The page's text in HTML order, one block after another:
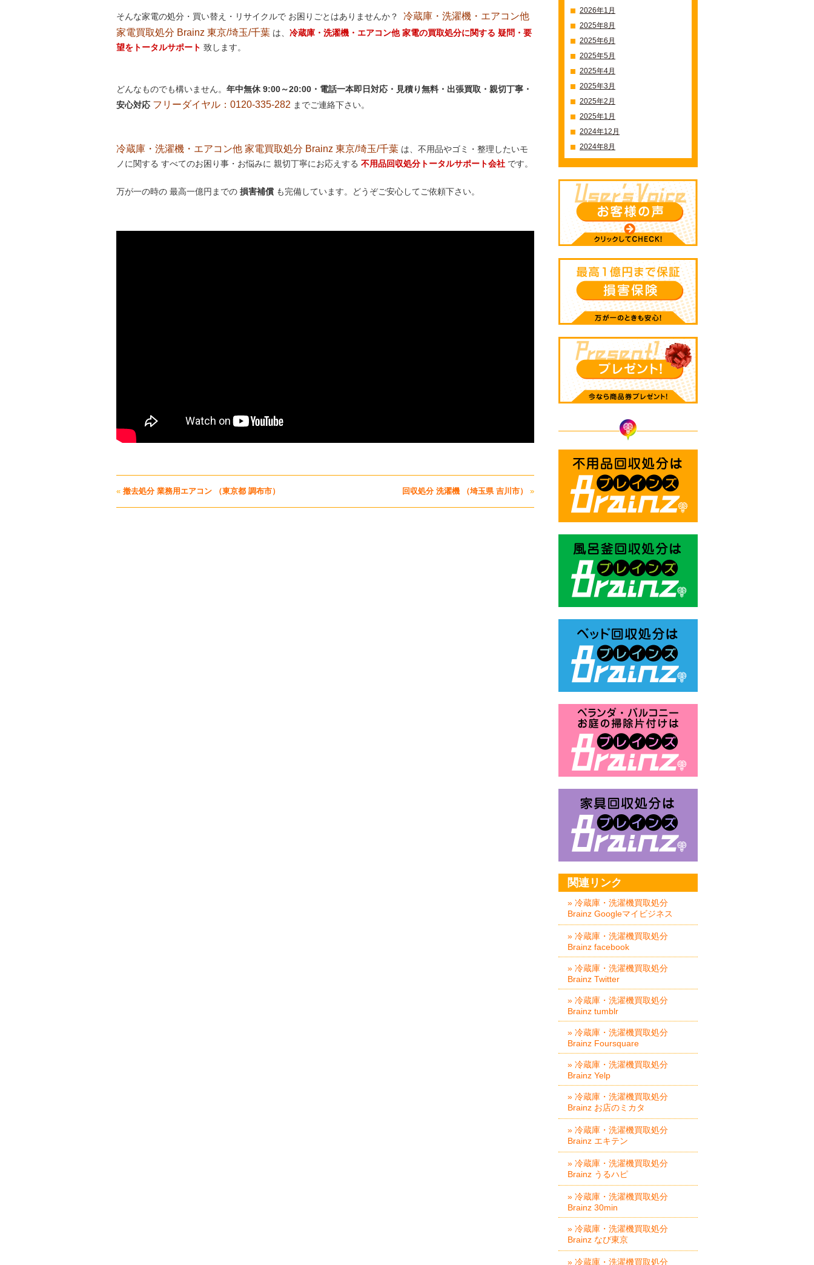
そんな家電の処分・買い替え・リサイクルで お困りごとはありませんか？ 冷蔵庫・洗濯機・エアコン他
家電買取処分 Brainz 東京/埼玉/千葉 は、 冷蔵庫・洗濯機・エアコン他 家電の買取処分に関する 疑問・要
望をトータルサポート 致します。
どんなものでも構いません。 年中無休 9:00～20:00・電話一本即日対応・見積り無料・出張買取・親切丁寧・
安心対応 フリーダイヤル：0120-335-282 までご連絡下さい。
冷蔵庫・洗濯機・エアコン他 家電買取処分 Brainz 東京/埼玉/千葉 は、不用品やゴミ・整理したいモ
ノに関する すべてのお困り事・お悩みに 親切丁寧にお応えする 不用品回収処分トータルサポート会社 です。
万が一の時の 最高一億円までの 損害補償 も完備しています。どうぞご安心してご依頼下さい。
« 撤去処分 業務用エアコン （東京都 調布市） 回収処分 洗濯機 （埼玉県 吉川市） »
2026年1月
2025年8月
2025年6月
2025年5月
2025年4月
2025年3月
2025年2月
2025年1月
2024年12月
2024年8月
関連リンク
» 冷蔵庫・洗濯機買取処分
Brainz Googleマイビジネス
» 冷蔵庫・洗濯機買取処分
Brainz facebook
» 冷蔵庫・洗濯機買取処分
Brainz Twitter
» 冷蔵庫・洗濯機買取処分
Brainz tumblr
» 冷蔵庫・洗濯機買取処分
Brainz Foursquare
» 冷蔵庫・洗濯機買取処分
Brainz Yelp
» 冷蔵庫・洗濯機買取処分
Brainz お店のミカタ
» 冷蔵庫・洗濯機買取処分
Brainz エキテン
» 冷蔵庫・洗濯機買取処分
Brainz うるハピ
» 冷蔵庫・洗濯機買取処分
Brainz 30min
» 冷蔵庫・洗濯機買取処分
Brainz なび東京
» 冷蔵庫・洗濯機買取処分